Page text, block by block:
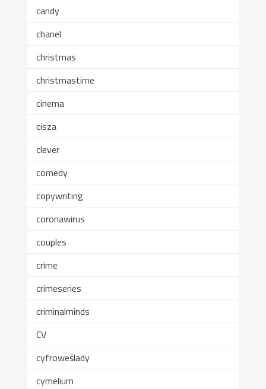
candy
chanel
christmas
christmastime
cinema
cisza
clever
comedy
copywriting
coronawirus
couples
crime
crimeseries
criminalminds
CV
cyfroweślady
cymelium